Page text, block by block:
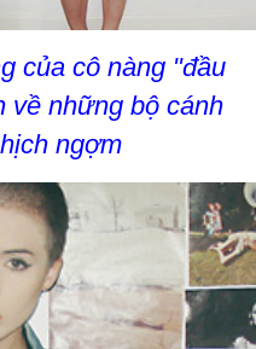
của cô nàng "đầu
về những bộ cánh
ngợm